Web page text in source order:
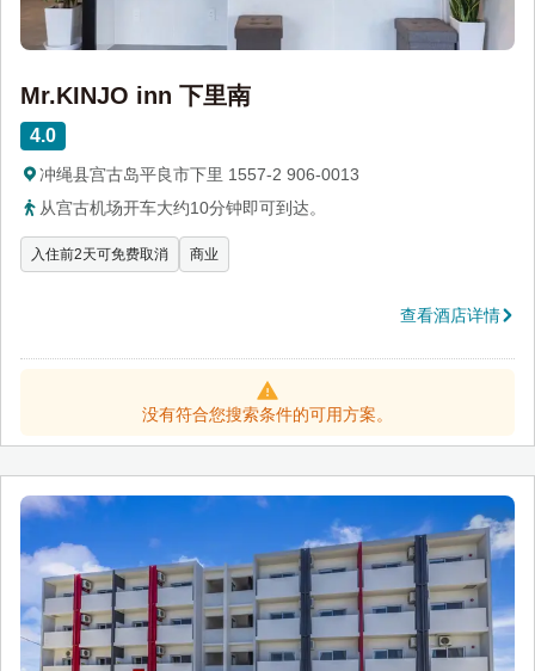
Mr.KINJO inn 下里南
4.0
冲绳县宫古岛平良市下里 1557-2 906-0013
从宫古机场开车大约10分钟即可到达。
入住前2天可免费取消 商业
查看酒店详情
没有符合您搜索条件的可用方案。